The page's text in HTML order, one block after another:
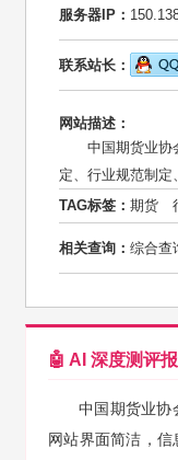
服务器IP：
联系站长：
网站描述：
中国期货业协
定、行业规范制定
TAG标签： 期货
相关查询： 综合查
🤖 AI 深度测评
中国期货业协
网站界面简洁，信